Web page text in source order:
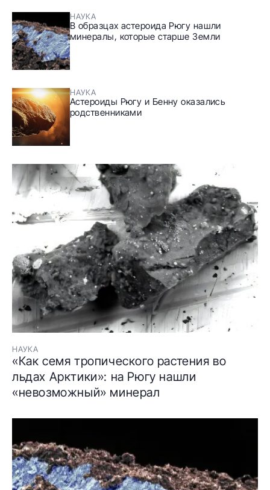
НАУКА
В образцах астероида Рюгу нашли
минералы, которые старше Земли
НАУКА
Астероиды Рюгу и Бенну оказались
родственниками
НАУКА
«Как семя тропического растения во
льдах Арктики»: на Рюгу нашли
«невозможный» минерал